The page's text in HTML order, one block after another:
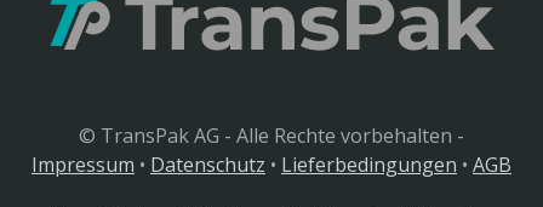
© TransPak AG - Alle Rechte vorbehalten -
Impressum • Datenschutz • Lieferbedingungen • AGB